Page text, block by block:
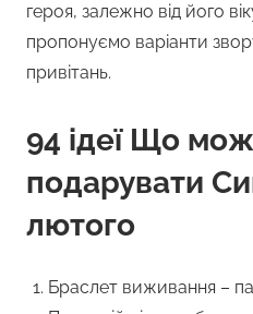
героя, залежно від його
пропонуємо варіанти
привітань.
94 ідеї Що
подарувати
лютого
Браслет виживання –